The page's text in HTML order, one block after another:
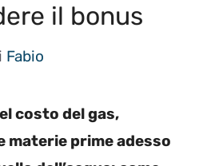
il bonus
Fabio
costo del gas,
materie prime adesso